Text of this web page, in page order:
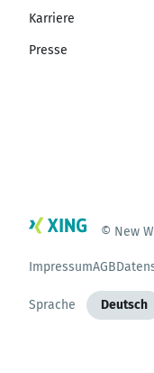
Karriere
Presse
© New
ImpressumAGB
Sprache Deutsch